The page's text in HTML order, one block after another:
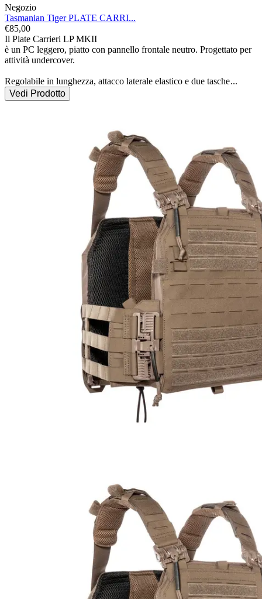
Negozio
Tasmanian Tiger PLATE CARRI...
€85,00
Il Plate Carrieri LP MKII
è un PC leggero, piatto con pannello frontale neutro. Progettato per
attività undercover.
Regolabile in lunghezza, attacco laterale elastico e due tasche...
Vedi Prodotto